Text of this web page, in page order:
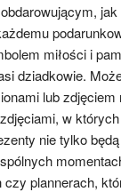
miłości i
dziadkowie.
lub
w
nie tylko
plannerach,